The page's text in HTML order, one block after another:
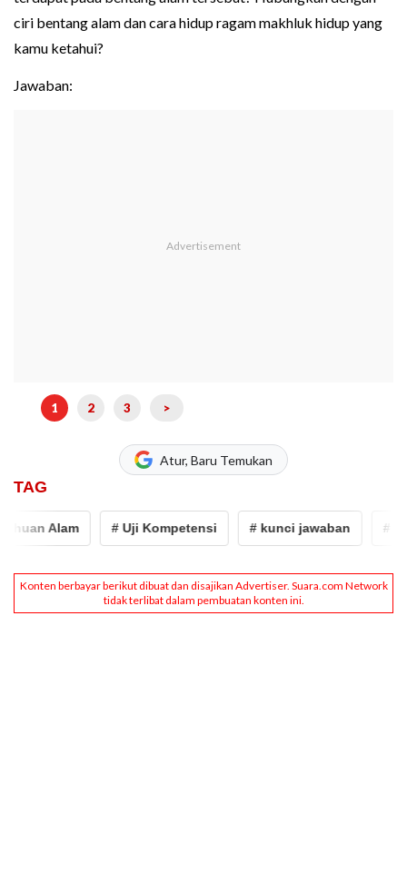
ciri bentang alam dan cara hidup ragam makhluk hidup yang
kamu ketahui?
Jawaban:
1 2 3 >
Atur, Baru Temukan
TAG
Alam # Uji Kompetensi # kunci jawaban #